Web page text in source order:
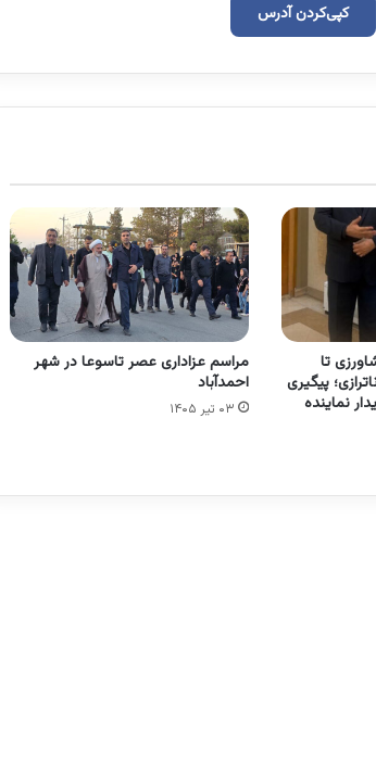
کپی‌کردن آدرس
تا
پیگیری
نماینده
مراسم عزاداری عصر تاسوعا در شهر
احمدآباد
۰۳ تیر ۱۴۰۵